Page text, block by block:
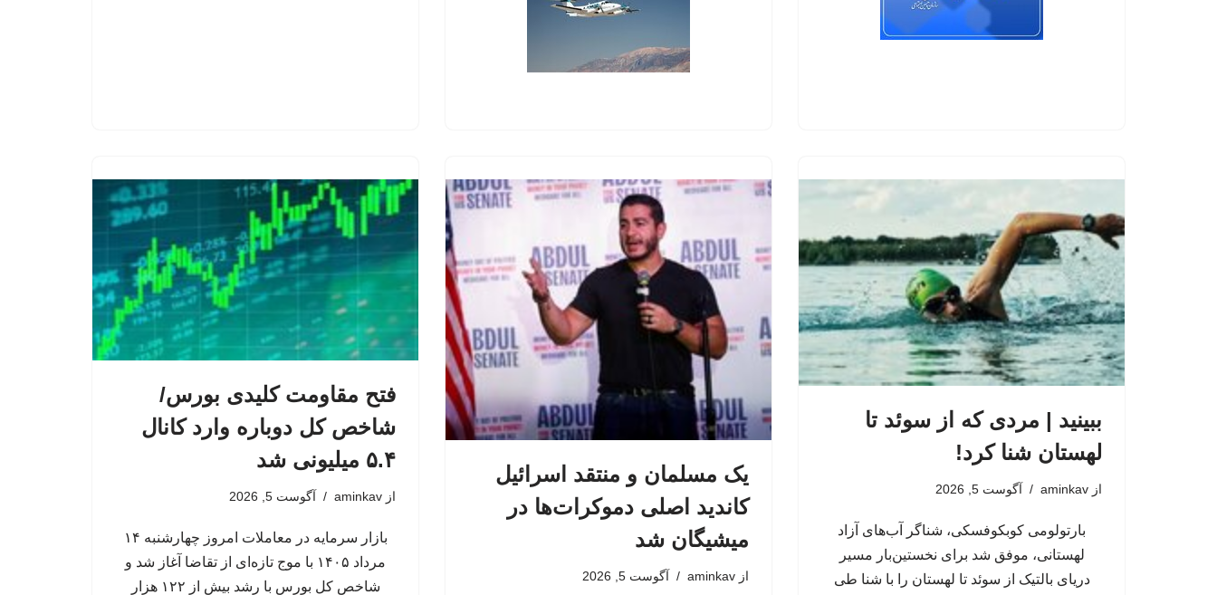
ببینید | مردی که از سوئد تا
لهستان شنا کرد!
از aminkav آگوست 5, 2026
بارتولومی کوبکوفسکی، شناگر آب‌های آزاد
لهستانی، موفق شد برای نخستین‌بار مسیر
دریای بالتیک از سوئد تا لهستان را با شنا طی
یک مسلمان و منتقد اسرائیل
کاندید اصلی دموکرات‌ها در
میشیگان شد
از aminkav آگوست 5, 2026
فتح مقاومت کلیدی بورس/
شاخص کل دوباره وارد کانال
۵.۴ میلیونی شد
از aminkav آگوست 5, 2026
بازار سرمایه در معاملات امروز چهارشنبه ۱۴
مرداد ۱۴۰۵ با موج تازه‌ای از تقاضا آغاز شد و
شاخص کل بورس با رشد بیش از ۱۲۲ هزار